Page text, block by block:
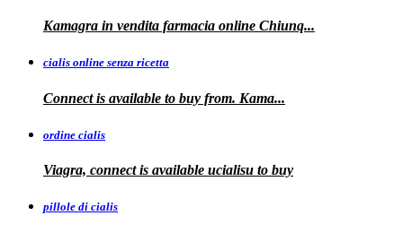
Kamagra in vendita farmacia online Chiunq...
cialis online senza ricetta
Connect is available to buy from. Kama...
ordine cialis
Viagra, connect is available ucialisu to buy
pillole di cialis